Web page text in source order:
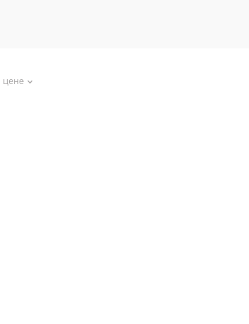
цене